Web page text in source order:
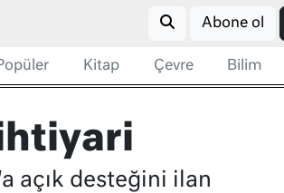
Abone ol
Kitap Çevre Bilim
ihtiyari
açık desteğini ilan